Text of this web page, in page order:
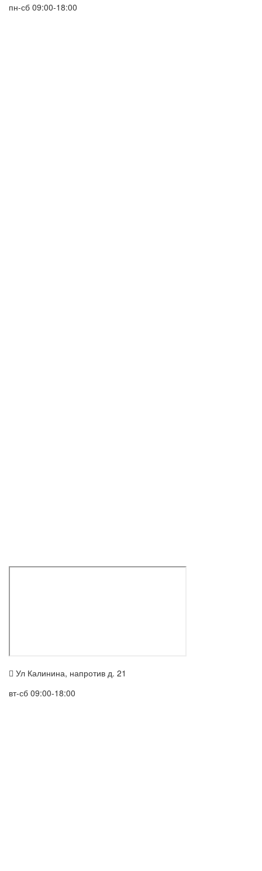
пн-сб 09:00-18:00
Ул Калинина, напротив д. 21
вт-сб 09:00-18:00